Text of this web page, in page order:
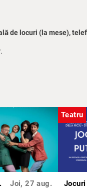
de locuri (la mese),
Joi, 27 aug.
Teatru